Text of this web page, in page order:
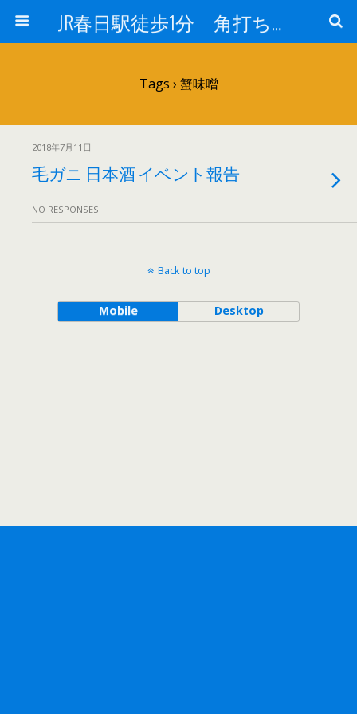
JR春日駅徒歩1分 角打ち 酒のフヨー
Tags › 蟹味噌
2018年7月11日
毛ガニ 日本酒 イベント報告
NO RESPONSES
Back to top
Mobile Desktop